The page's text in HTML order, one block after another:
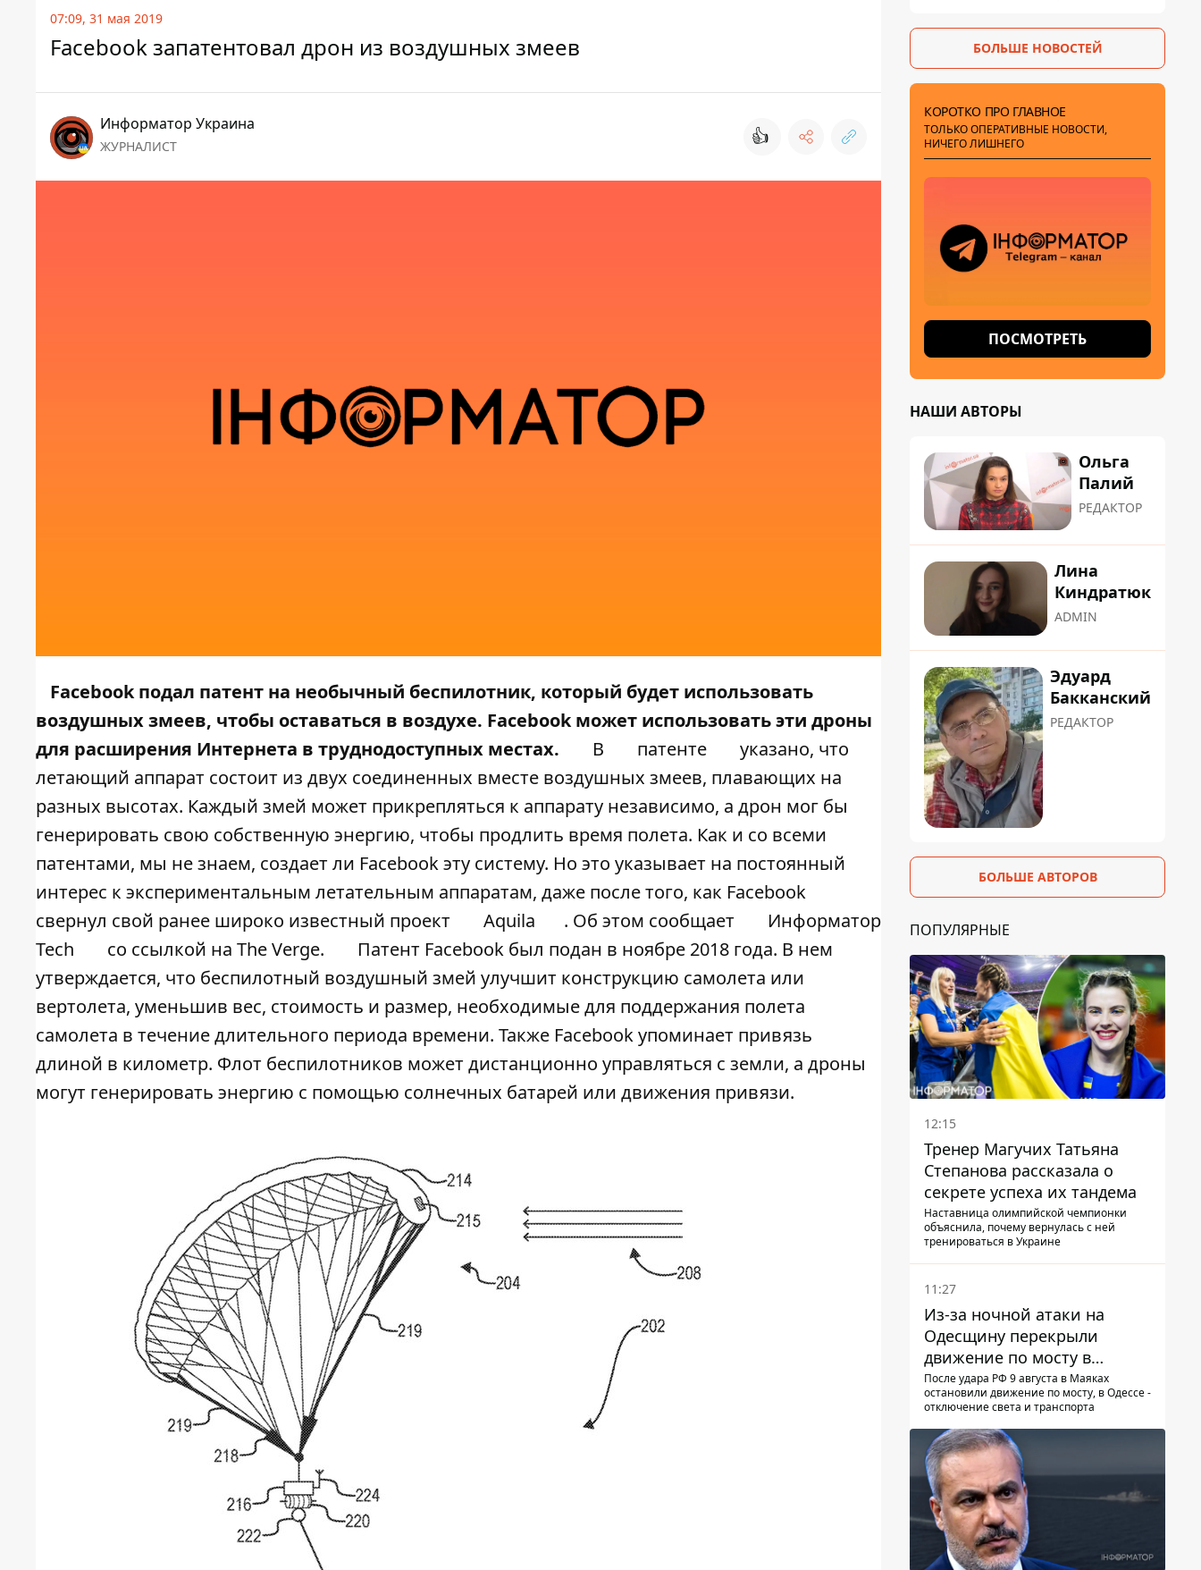
07:09, 31 мая 2019
Facebook запатентовал дрон из воздушных змеев
Информатор Украина
ЖУРНАЛИСТ 👍
Facebook подал патент на необычный беспилотник, который будет использовать
воздушных змеев, чтобы оставаться в воздухе. Facebook может использовать эти дроны
для расширения Интернета в труднодоступных местах.
В патенте
указано, что
летающий аппарат состоит из двух соединенных вместе воздушных змеев, плавающих на
разных высотах. Каждый змей может прикрепляться к аппарату независимо, а дрон мог бы
генерировать свою собственную энергию, чтобы продлить время полета. Как и со всеми
патентами, мы не знаем, создает ли Facebook эту систему. Но это указывает на постоянный
интерес к экспериментальным летательным аппаратам, даже после того, как Facebook
свернул свой ранее широко известный проект
Aquila . Об этом сообщает
Информатор
Tech
со ссылкой на The Verge.
Патент Facebook был подан в ноябре 2018 года. В нем
утверждается, что беспилотный воздушный змей улучшит конструкцию самолета или
вертолета, уменьшив вес, стоимость и размер, необходимые для поддержания полета
самолета в течение длительного периода времени. Также Facebook упоминает привязь
длиной в километр. Флот беспилотников может дистанционно управляться с земли, а дроны
могут генерировать энергию с помощью солнечных батарей или движения привязи.
отца прогрессирует
БОЛЬШЕ НОВОСТЕЙ
КОРОТКО ПРО ГЛАВНОЕ
ТОЛЬКО ОПЕРАТИВНЫЕ НОВОСТИ,
НИЧЕГО ЛИШНЕГО
ПОСМОТРЕТЬ
НАШИ АВТОРЫ
Ольга
Палий
РЕДАКТОР
Лина
Киндратюк
ADMIN
Эдуард
Бакканский
РЕДАКТОР
БОЛЬШЕ АВТОРОВ
ПОПУЛЯРНЫЕ
12:15
Тренер Магучих Татьяна
Степанова рассказала о
секрете успеха их тандема
Наставница олимпийской чемпионки
объяснила, почему вернулась с ней
тренироваться в Украине
11:27
Из-за ночной атаки на
Одесщину перекрыли
движение по мосту в
Маяках - подробности от
ГНСУ
После удара РФ 9 августа в Маяках
остановили движение по мосту, в Одессе -
отключение света и транспорта